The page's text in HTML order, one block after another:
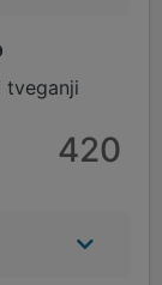
tveganji
420